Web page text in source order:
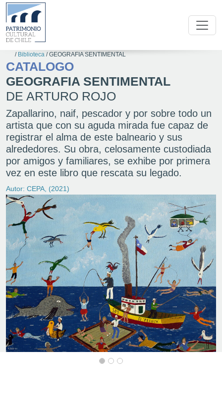
/ Biblioteca /GEOGRAFIA SENTIMENTAL
CATALOGO
GEOGRAFIA SENTIMENTAL
DE ARTURO ROJO
Zapallarino, naif, pescador y por sobre todo un
artista que con su aguda mirada fue capaz de
registrar el alma de este balneario y sus
alrededores. Su obra, celosamente custodiada
por amigos y familiares, se exhibe por primera
vez en este libro que rescata su legado.
Autor: CEPA, (2021)